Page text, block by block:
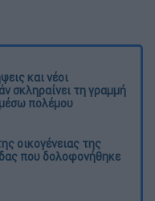
και νέοι
σκληραίνει τη γραμμή
πολέμου
οικογένειας της
που δολοφονήθηκε